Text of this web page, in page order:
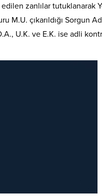
zanlılar tutuklanarak
M.U. çıkarıldığı Sorgun
U.K. ve E.K. ise adli